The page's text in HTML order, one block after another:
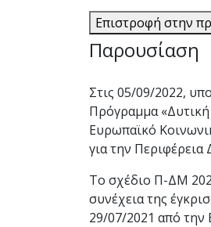
Επιστροφή στην
Παρουσίαση
Στις 05/09/2022,
Πρόγραμμα
Ευρωπαϊκό
για την
Το σχέδιο Π-ΔΜ
συνέχεια της
29/07/2021 από την